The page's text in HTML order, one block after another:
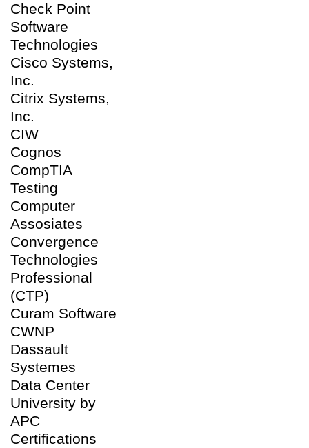
Check Point
Software
Technologies
Cisco Systems,
Inc.
Citrix Systems,
Inc.
CIW
Cognos
CompTIA
Testing
Computer
Assosiates
Convergence
Technologies
Professional
(CTP)
Curam Software
CWNP
Dassault
Systemes
Data Center
University by
APC
Certifications